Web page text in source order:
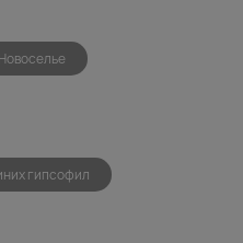
Новоселье
гипсофил